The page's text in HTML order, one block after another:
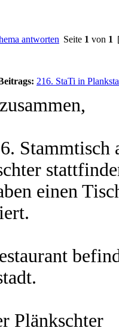
antworten Seite 1 von 1
216. StaTi in
einen
Plänkschter